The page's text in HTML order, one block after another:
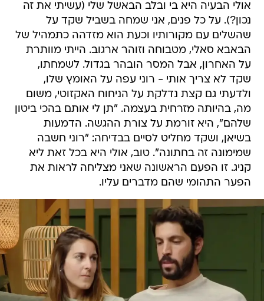
אולי הבעיה היא בי ובלב הבאשל שלי (עשיתי את זה
נכון?). על כל פנים, אני שמחה בשביל שקד על
שהשלים עם מקורותיו וכעת הוא מזדהה כתמהיל של
הבאבא סאלי, מטבוחה וזוהר ארגוב. הייתי מוותרת
על האחרון, אבל המסר הובהר בגדול. לשמחתו,
שקד לא צריך אותי - רוני עפה על האומץ שלו,
ולדעתי גם קצת נדלקת על הניחוח האקזוטי, משום
מה, בהיותה מזרחית בעצמה. "תן לי אותם בהכי ביטון
שלהם", היא זורמת על צורת ההגשה. הדמעות
בשיאן, ושקד מחליט לסיים בבדיחה: "רוני חשבה
שמימונה זה בחתונה". טוב, אולי היא בכל זאת ליא
קניג. זו הפעם הראשונה שאני מצליחה לראות את
הפער התהומי שהם מדברים עליו.